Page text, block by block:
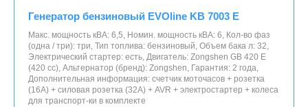
Генератор бензиновый EVOline KB 7003 E
Макс. мощность кВА: 6,5, Номин. мощность кВА: 6, Кол-во фаз
(одна / три): три, Тип топлива: бензиновый, Объем бака л: 32,
Электрический стартер: есть, Двигатель: Zongshen GB 420 E
(420 cc), Альтернатор (бренд): Zongshen, Гарантия: 2 года,
Дополнительная информация: счетчик моточасов + розетка
(16A) + силовая розетка (32А) + AVR + электростартер + колеса
для транспорт-ки в комплекте